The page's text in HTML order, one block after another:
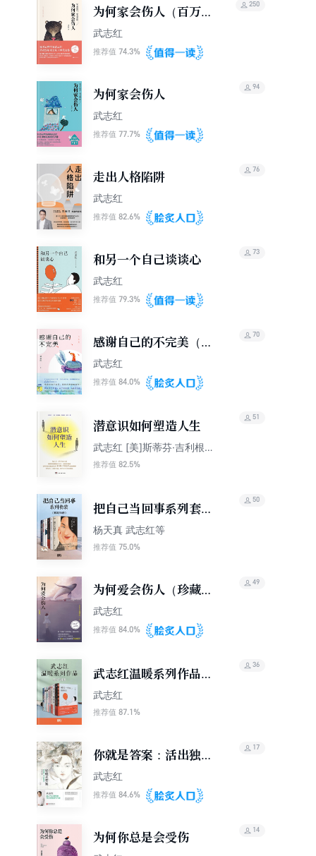
为何家会伤人（百万畅
销纪念版）
武志红
推荐值 74.3%
250
为何家会伤人
武志红
推荐值 77.7%
94
走出人格陷阱
武志红
推荐值 82.6%
76
和另一个自己谈谈心
武志红
推荐值 79.3%
73
感谢自己的不完美（白
金版）
武志红
推荐值 84.0%
70
潜意识如何塑造人生
武志红 [美]斯蒂芬·吉利根
乐悠
推荐值 82.5%
51
把自己当回事系列套装
（套装共6册）
杨天真 武志红等
推荐值 75.0%
50
为何爱会伤人（珍藏
版）
武志红
推荐值 84.0%
49
武志红温暖系列作品
（套装共8册）
武志红
推荐值 87.1%
36
你就是答案：活出独一
无二的自己
武志红
推荐值 84.6%
17
为何你总是会受伤
14